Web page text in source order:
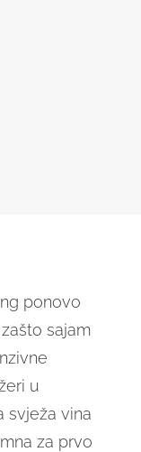
ponovo
sajam
u
svježa vina
za prvo